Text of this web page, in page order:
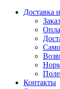
Доставка
Контакты